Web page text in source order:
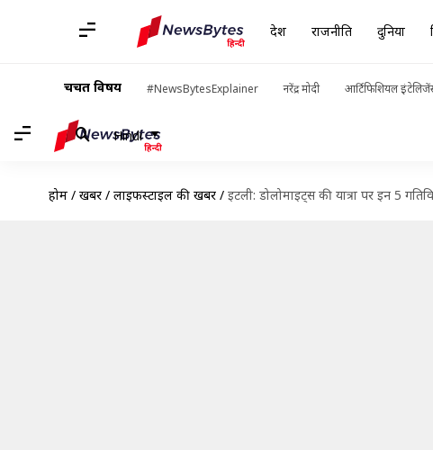
देश राजनीति दुनिया
चर्चित विषय #NewsBytesExplainer नरेंद्र मोदी आर्टिफिशियल
Hindi
होम / खबरें / लाइफस्टाइल की खबरें / इटली: डोलोमाइट्स की यात्रा पर इन 5